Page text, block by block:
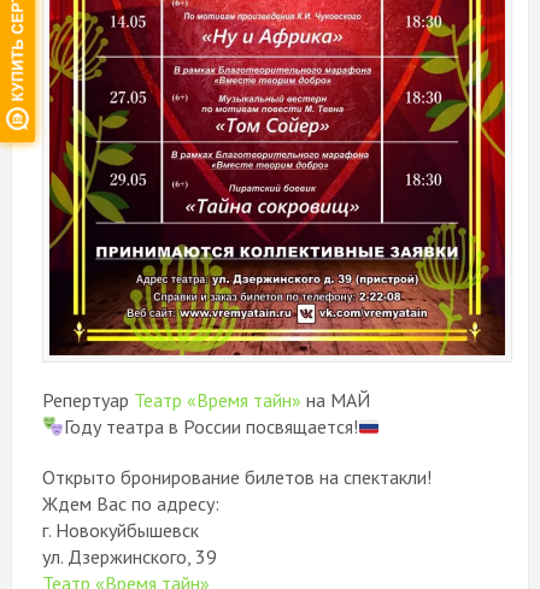
Репертуар Театр «Время тайн» на МАЙ
Году театра в России посвящается!
Открыто бронирование билетов на спектакли!
Ждем Вас по адресу:
г. Новокуйбышевск
ул. Дзержинского, 39
Театр «Время тайн»